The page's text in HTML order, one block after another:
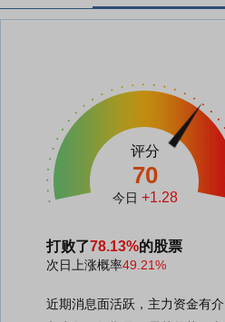
评分
70
今日 +1.28
打败了78.13%的股票
次日上涨概率49.21%
近期消息面活跃，主力资金有介